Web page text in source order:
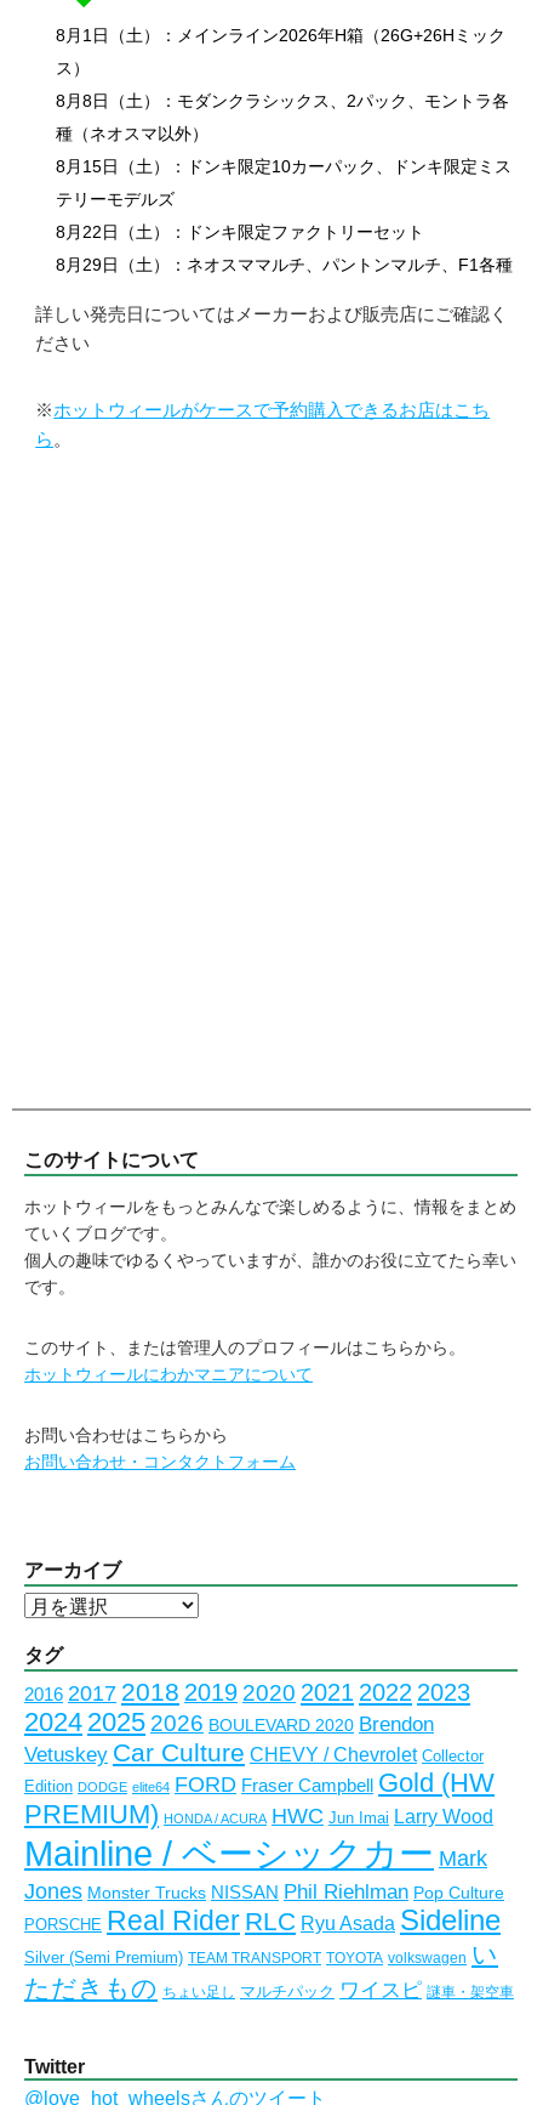
8月1日（土）：メインライン2026年H箱（26G+26Hミック
ス）
8月8日（土）：モダンクラシックス、2パック、モントラ各
種（ネオスマ以外）
8月15日（土）：ドンキ限定10カーパック、ドンキ限定ミス
テリーモデルズ
8月22日（土）：ドンキ限定ファクトリーセット
8月29日（土）：ネオスママルチ、パントンマルチ、F1各種
詳しい発売日についてはメーカーおよび販売店にご確認く
ださい
※ホットウィールがケースで予約購入できるお店はこち
ら 。
このサイトについて
ホットウィールをもっとみんなで楽しめるように、情報をまとめ
ていくブログです。
個人の趣味でゆるくやっていますが、誰かのお役に立てたら幸い
です。
このサイト、または管理人のプロフィールはこちらから。
ホットウィールにわかマニアについて
お問い合わせはこちらから
お問い合わせ・コンタクトフォーム
アーカイブ
ア
カ
ブ
タグ
2016 2017 2018 2019 2020 2021 2022 2023
2024 2025 2026 BOULEVARD 2020 Brendon
Vetuskey Car Culture CHEVY / Chevrolet Collector
Edition DODGE elite64 FORD Fraser Campbell
Gold (HW
PREMIUM) HONDA / ACURA HWC Jun Imai Larry Wood
Mainline / ベーシックカー Mark
Jones Monster Trucks NISSAN Phil Riehlman Pop Culture
PORSCHE Real Rider RLC Ryu Asada Sideline
Silver (Semi Premium) TEAM TRANSPORT TOYOTA volkswagen い
ただきもの ちょい足し マルチパック ワイスピ 謎車・架空車
Twitter
@love_hot_wheelsさんのツイート